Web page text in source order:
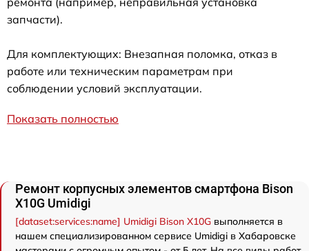
запчасти).
Для комплектующих: Внезапная поломка, отказ в
работе или техническим параметрам при
соблюдении условий эксплуатации.
Показать полностью
Ремонт корпусных элементов смартфона Bison
X10G Umidigi
[dataset:services:name] Umidigi Bison X10G выполняется в
нашем специализированном сервисе Umidigi в Хабаровске